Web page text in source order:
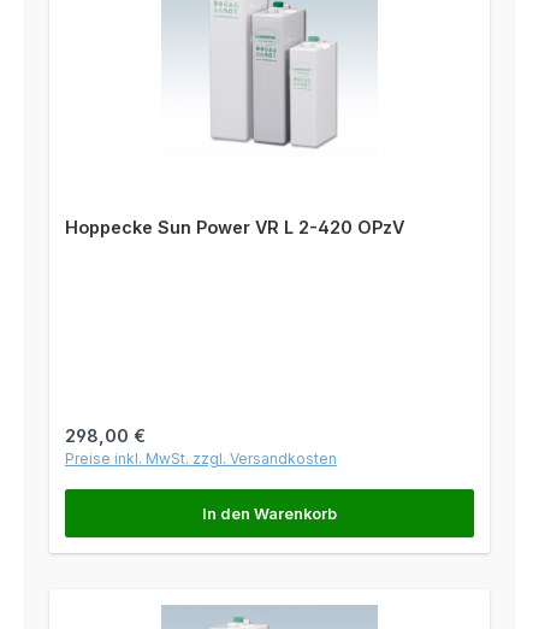
Hoppecke Sun Power VR L 2-420 OPzV
Regulärer Preis:
298,00 €
Preise inkl. MwSt. zzgl. Versandkosten
In den Warenkorb